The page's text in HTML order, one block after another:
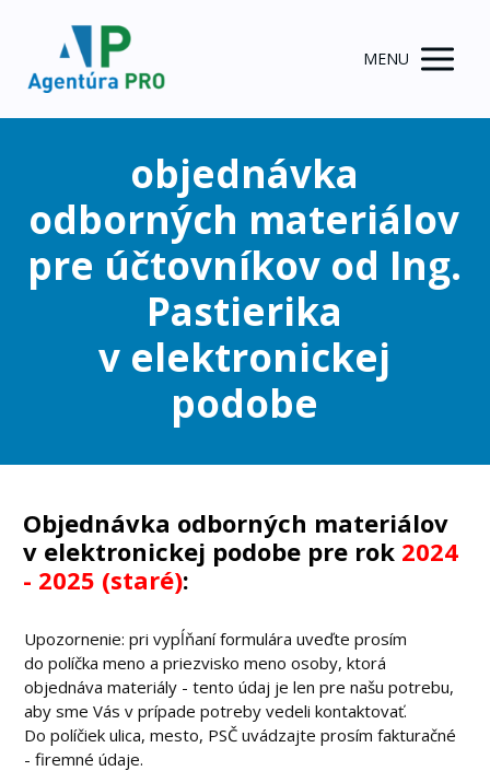
MENU
objednávka
odborných materiálov
pre účtovníkov od Ing.
Pastierika
v elektronickej
podobe
Objednávka odborných materiálov
v elektronickej podobe pre rok 2024
- 2025 (staré):
Upozornenie: pri vypĺňaní formulára uveďte prosím
do políčka meno a priezvisko meno osoby, ktorá
objednáva materiály - tento údaj je len pre našu potrebu,
aby sme Vás v prípade potreby vedeli kontaktovať.
Do políčiek ulica, mesto, PSČ uvádzajte prosím fakturačné
- firemné údaje.